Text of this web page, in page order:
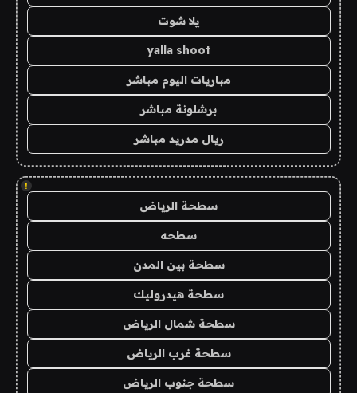
يلا شوت
yalla shoot
مباريات اليوم مباشر
برشلونة مباشر
ريال مدريد مباشر
!
سطحة الرياض
سطحه
سطحة بين المدن
سطحة هيدروليك
سطحة شمال الرياض
سطحة غرب الرياض
سطحة جنوب الرياض